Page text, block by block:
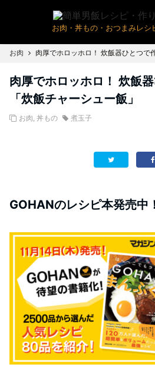
お肉・丼もの・おつまみレシ
お肉 肉厚でホロッホロ！ 炊飯器ひとつで
肉厚でホロッホロ！ 炊飯
「炊飯チャーシュー飯」
お肉, 丼もの 煮玉子
GOHANのレシピ本発売中！